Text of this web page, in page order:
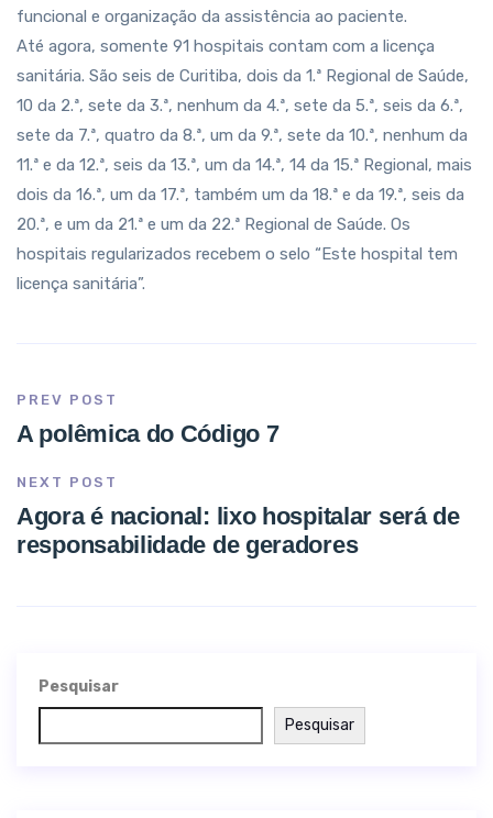
funcional e organização da assistência ao paciente.
Até agora, somente 91 hospitais contam com a licença
sanitária. São seis de Curitiba, dois da 1.ª Regional de Saúde,
10 da 2.ª, sete da 3.ª, nenhum da 4.ª, sete da 5.ª, seis da 6.ª,
sete da 7.ª, quatro da 8.ª, um da 9.ª, sete da 10.ª, nenhum da
11.ª e da 12.ª, seis da 13.ª, um da 14.ª, 14 da 15.ª Regional, mais
dois da 16.ª, um da 17.ª, também um da 18.ª e da 19.ª, seis da
20.ª, e um da 21.ª e um da 22.ª Regional de Saúde. Os
hospitais regularizados recebem o selo “Este hospital tem
licença sanitária”.
PREV POST
A polêmica do Código 7
NEXT POST
Agora é nacional: lixo hospitalar será de
responsabilidade de geradores
Pesquisar
Pesquisar